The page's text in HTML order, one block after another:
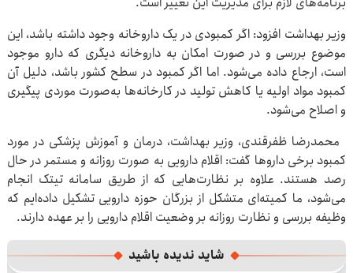
وزیر بهداشت افزود: اگر کمبودی در یک داروخانه وجود داشته باشد، این
موضوع بررسی و در صورت امکان به داروخانه دیگری که دارو موجود
است، ارجاع داده می‌شود. اما اگر کمبود در سطح کشور باشد، دلیل آن
کمبود مواد اولیه یا کاهش تولید در کارخانه‌ها به‌صورت موردی پیگیری
و اصلاح می‌شود.
محمدرضا ظفرقندی، وزیر بهداشت، درمان و آموزش پزشکی در مورد
کمبود برخی داروها گفت: اقلام دارویی به‌ صورت روزانه و مستمر در حال
رصد هستند. علاوه بر نظارت‌هایی که از طریق سامانه تیتک انجام
می‌شود، ما کمیته‌ای متشکل از بزرگان حوزه دارویی تشکیل داده‌ایم که
وظیفه بررسی و نظارت روزانه بر وضعیت اقلام دارویی را بر عهده دارند.
شاید ندیده باشید